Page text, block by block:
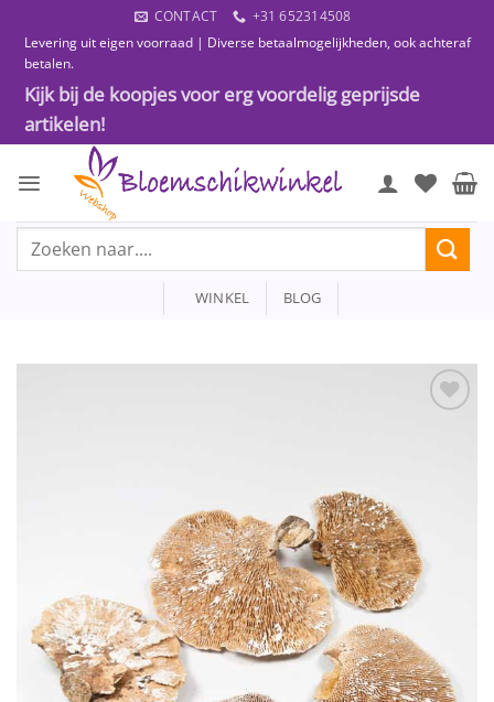
naar
inhoud
CONTACT
+31 652314508
Levering uit eigen voorraad | Diverse betaalmogelijkheden, ook achteraf
betalen.
Kijk bij de koopjes voor erg voordelig geprijsde
artikelen!
Zoeken
WINKEL BLOG